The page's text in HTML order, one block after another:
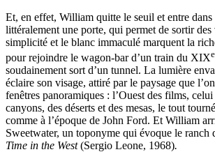
Et, en effet, William quitte le seuil et entre dans
littéralement une porte, qui permet de sortir des
simplicité et le blanc immaculé marquent la
pour rejoindre le wagon-bar d’un train du XIXe
soudainement sort d’un tunnel. La lumière
éclaire son visage, attiré par le paysage que
fenêtres panoramiques : l’Ouest des films,
canyons, des déserts et des mesas, le tout
comme à l’époque de John Ford. Et William
Sweetwater, un toponyme qui évoque le ranch
Time in the West(Sergio Leone, 1968).